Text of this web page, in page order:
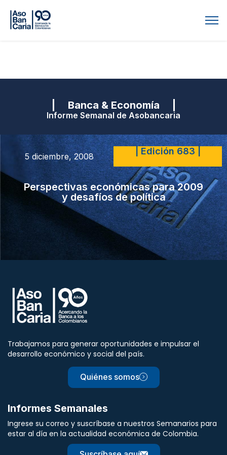
| Banca & Economía |
Informe Semanal de Asobancaria
5 diciembre, 2008 | Edición 683 |
Perspectivas económicas para 2009
y desafíos de política
Trabajamos para generar oportunidades e impulsar el
desarrollo económico y social del país.
Quiénes somos
Informes Semanales
Ingrese su correo y suscríbase a nuestros Semanarios para
estar al día en la actualidad económica de Colombia.